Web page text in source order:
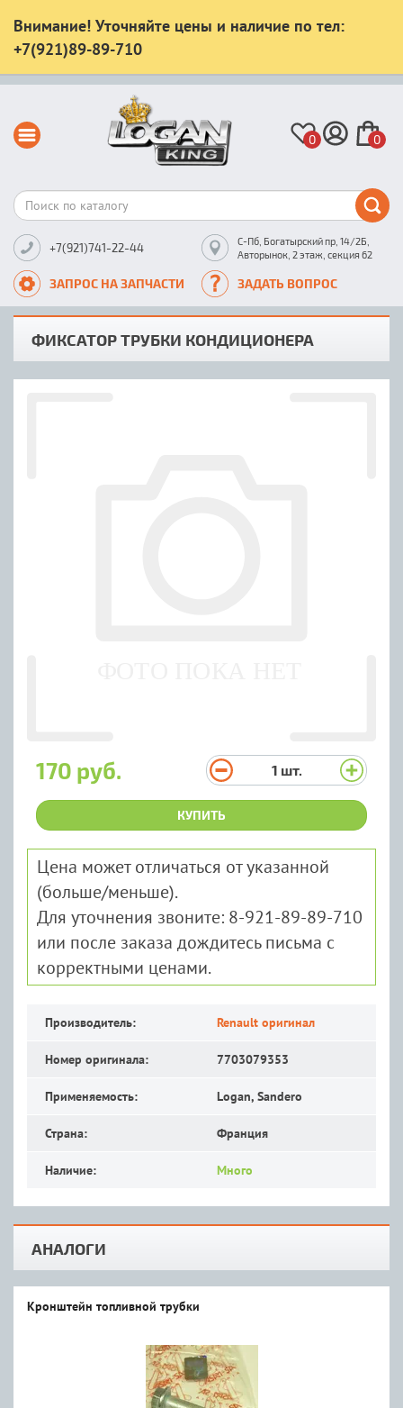
Внимание! Уточняйте цены и наличие по тел:
+7(921)89-89-710
0 0
+7(921)741-22-44
С-Пб, Богатырский пр, 14/2Б,
Авторынок, 2 этаж, секция 62
ЗАПРОС НА ЗАПЧАСТИ ЗАДАТЬ ВОПРОС
ФИКСАТОР ТРУБКИ КОНДИЦИОНЕРА
170 руб. 1 шт.
КУПИТЬ
Цена может отличаться от указанной
(больше/меньше).
Для уточнения звоните: 8-921-89-89-710
или после заказа дождитесь письма с
корректными ценами.
Производитель: Renault оригинал
Номер оригинала: 7703079353
Применяемость: Logan, Sandero
Страна: Франция
Наличие: Много
АНАЛОГИ
Кронштейн топливной трубки